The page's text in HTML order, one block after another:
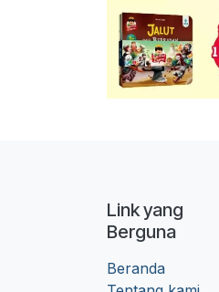
Link yang
Berguna
Beranda